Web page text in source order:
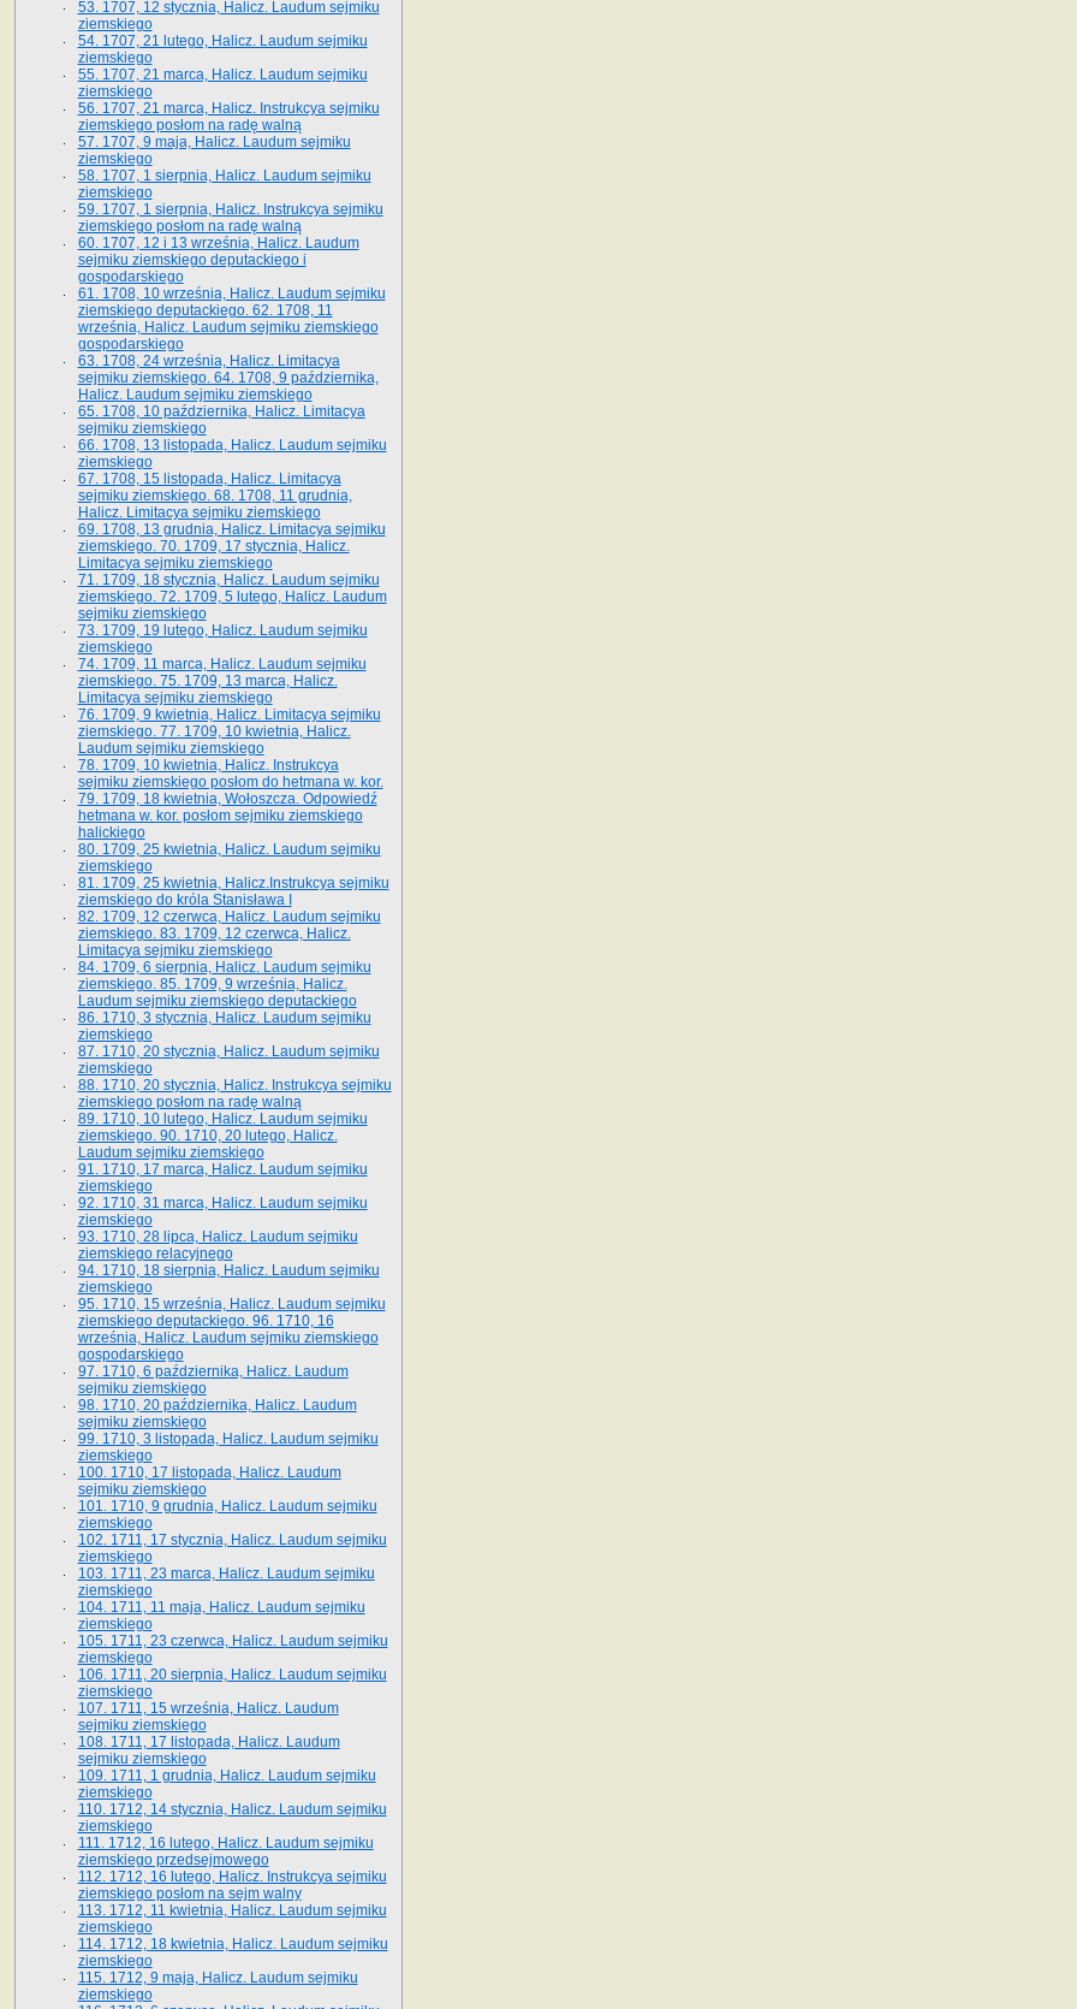
53. 1707, 12 stycznia, Halicz. Laudum sejmiku
ziemskiego
54. 1707, 21 lutego, Halicz. Laudum sejmiku
ziemskiego
55. 1707, 21 marca, Halicz. Laudum sejmiku
ziemskiego
56. 1707, 21 marca, Halicz. Instrukcya sejmiku
ziemskiego posłom na radę walną
57. 1707, 9 maja, Halicz. Laudum sejmiku
ziemskiego
58. 1707, 1 sierpnia, Halicz. Laudum sejmiku
ziemskiego
59. 1707, 1 sierpnia, Halicz. Instrukcya sejmiku
ziemskiego posłom na radę walną
60. 1707, 12 i 13 września, Halicz. Laudum
sejmiku ziemskiego deputackiego i
gospodarskiego
61. 1708, 10 września, Halicz. Laudum sejmiku
ziemskiego deputackiego. 62. 1708, 11
września, Halicz. Laudum sejmiku ziemskiego
gospodarskiego
63. 1708, 24 września, Halicz. Limitacya
sejmiku ziemskiego. 64. 1708, 9 października,
Halicz. Laudum sejmiku ziemskiego
65­. 1708, 10 października, Halicz. Limitacya
sejmiku ziemskiego
66. 1708, 13 listopada, Halicz. Laudum sejmiku
ziemskiego
67. 1708, 15 listopada, Halicz. Limitacya
sejmiku ziemskiego. 68. 1708, 11 grudnia,
Halicz. Limitacya sejmiku ziemskiego
69. 1708, 13 grudnia, Halicz. Limitacya sejmiku
ziemskiego. 70. 1709, 17 stycznia, Halicz.
Limitacya sejmiku ziemskiego
71. 1709, 18 stycznia, Halicz. Laudum sejmiku
ziemskiego. 72. 1709, 5 lutego, Halicz. Laudum
sejmiku ziemskiego
73. 1709, 19 lutego, Halicz. Laudum sejmiku
ziemskiego
74. 1709, 11 marca, Halicz. Laudum sejmiku
ziemskiego. 75. 1709, 13 marca, Halicz.
Limitacya sejmiku ziemskiego
76. 1709, 9 kwietnia, Halicz. Limitacya sejmiku
ziemskiego. 77. 1709, 10 kwietnia, Halicz.
Laudum sejmiku ziemskiego
78. 1709, 10 kwietnia, Halicz. Instrukcya
sejmiku ziemskiego posłom do hetmana w. kor.
79. 1709, 18 kwietnia, Wołoszcza. Odpowiedź
hetmana w. kor. posłom sejmiku ziemskiego
halickiego
80. 1709, 25 kwietnia, Halicz. Laudum sejmiku
ziemskiego
81. 1709, 25 kwietnia, Halicz.Instrukcya sejmiku
ziemskiego do króla Stanisława I
82. 1709, 12 czerwca, Halicz. Laudum sejmiku
ziemskiego. 83. 1709, 12 czerwca, Halicz.
Limitacya sejmiku ziemskiego
84. 1709, 6 sierpnia, Halicz. Laudum sejmiku
ziemskiego. 85. 1709, 9 września, Halicz.
Laudum sejmiku ziemskiego deputackiego
86. 1710, 3 stycznia, Halicz. Laudum sejmiku
ziemskiego
87. 1710, 20 stycznia, Halicz. Laudum sejmiku
ziemskiego
88. 1710, 20 stycznia, Halicz. Instrukcya sejmiku
ziemskiego posłom na radę walną
89. 1710, 10 lutego, Halicz. Laudum sejmiku
ziemskiego. 90. 1710, 20 lutego, Halicz.
Laudum sejmiku ziemskiego
91. 1710, 17 marca, Halicz. Laudum sejmiku
ziemskiego
92. 1710, 31 marca, Halicz. Laudum sejmiku
ziemskiego
93. 1710, 28 lipca, Halicz. Laudum sejmiku
ziemskiego relacyjnego
94. 1710, 18 sierpnia, Halicz. Laudum sejmiku
ziemskiego
95. 1710, 15 września, Halicz. Laudum sejmiku
ziemskiego deputackiego. 96. 1710, 16
września, Halicz. Laudum sejmiku ziemskiego
gospodarskiego
97. 1710, 6 października, Halicz. Laudum
sejmiku ziemskiego
98. 1710, 20 października, Halicz. Laudum
sejmiku ziemskiego
99. 1710, 3 listopada, Halicz. Laudum sejmiku
ziemskiego
100. 1710, 17 listopada, Halicz. Laudum
sejmiku ziemskiego
101. 1710, 9 grudnia, Halicz. Laudum sejmiku
ziemskiego
102. 1711, 17 stycznia, Halicz. Laudum sejmiku
ziemskiego
103. 1711, 23 marca, Halicz. Laudum sejmiku
ziemskiego
104. 1711, 11 maja, Halicz. Laudum sejmiku
ziemskiego
105. 1711, 23 czerwca, Halicz. Laudum sejmiku
ziemskiego
106. 1711, 20 sierpnia, Halicz. Laudum sejmiku
ziemskiego
107. 1711, 15 września, Halicz. Laudum
sejmiku ziemskiego
108. 1711, 17 listopada, Halicz. Laudum
sejmiku ziemskiego
109. 1711, 1 grudnia, Halicz. Laudum sejmiku
ziemskiego
110. 1712, 14 stycznia, Halicz. Laudum sejmiku
ziemskiego
111. 1712, 16 lutego, Halicz. Laudum sejmiku
ziemskiego przedsejmowego
112. 1712, 16 lutego, Halicz. Instrukcya sejmiku
ziemskiego posłom na sejm walny
113. 1712, 11 kwietnia, Halicz. Laudum sejmiku
ziemskiego
114. 1712, 18 kwietnia, Halicz. Laudum sejmiku
ziemskiego
115. 1712, 9 maja, Halicz. Laudum sejmiku
ziemskiego